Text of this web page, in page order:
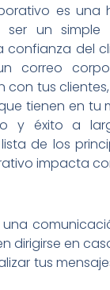
es una
un simple
confianza del
correo
con tus
tienen en tu
y éxito a
de los
impacta
en
tus